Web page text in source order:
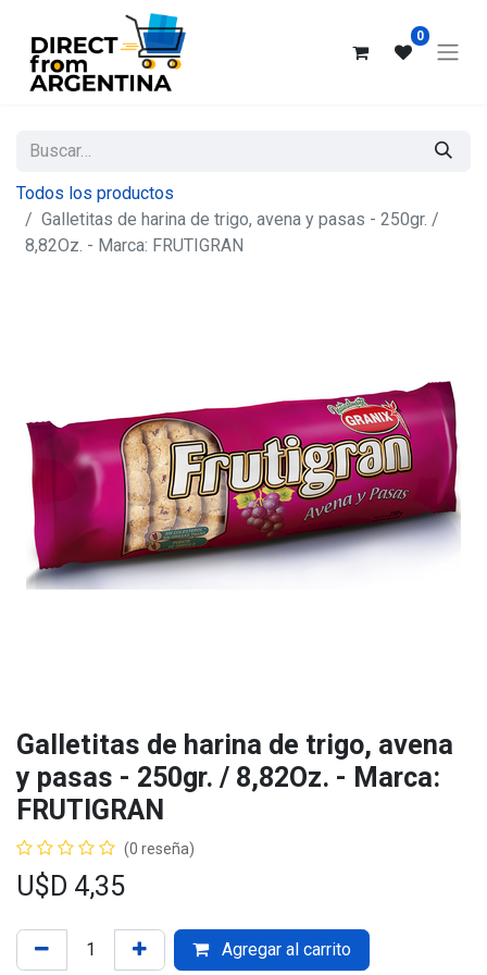
0
Todos los productos
Galletitas de harina de trigo, avena y pasas - 250gr. /
8,82Oz. - Marca: FRUTIGRAN
Galletitas de harina de trigo, avena
y pasas - 250gr. / 8,82Oz. - Marca:
FRUTIGRAN
(0 reseña)
U$D 4,35
Agregar al carrito